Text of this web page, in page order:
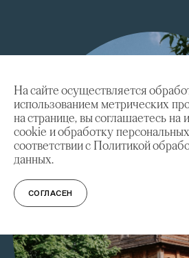
На сайте осуществляется
использованием метрических
на странице, вы соглашаетесь на
cookie и обработку
соответствии с Политикой
данных.
СОГЛАСЕН